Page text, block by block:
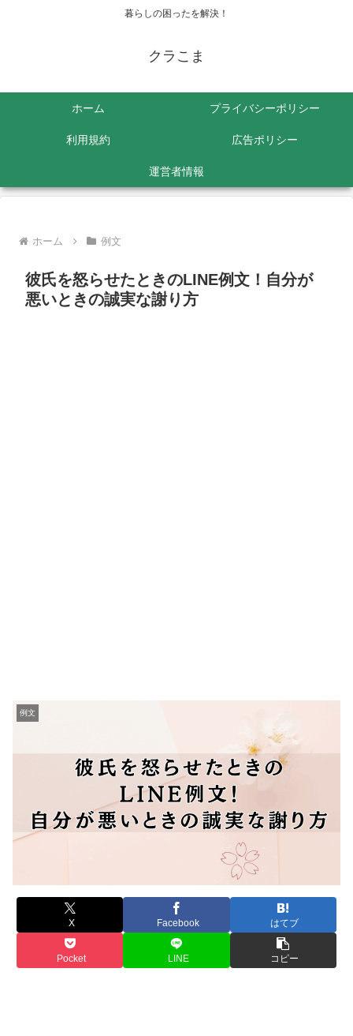
暮らしの困ったを解決！
クラこま
ホーム プライバシーポリシー
利用規約 広告ポリシー
運営者情報
ホーム 例文
彼氏を怒らせたときのLINE例文！自分が
悪いときの誠実な謝り方
例文
X Facebook はてブ
Pocket LINE コピー